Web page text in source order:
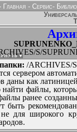
Главная - Сервис-
S/
▼
/ARCHIVES/
сервером
даны как
файлы,
ранее
быть
для широкого